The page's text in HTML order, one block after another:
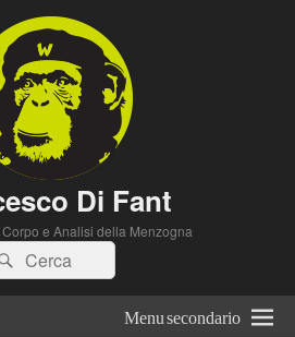
Di Fant
e Analisi della Menzogna
Cerca
Menu secondario